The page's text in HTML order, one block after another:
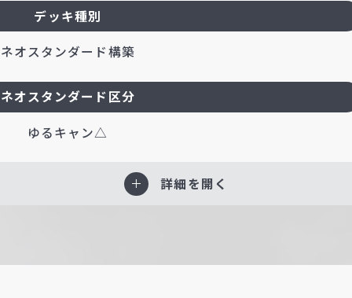
デッキ種別
ネオスタンダード構築
ネオスタンダード区分
ゆるキャン△
詳細を開く